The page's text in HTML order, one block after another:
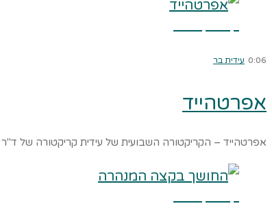
0:06 עידית בר
אפרטהייד
אפרטהייד – הקריקטורה השבועית של עידית קריקטורה של